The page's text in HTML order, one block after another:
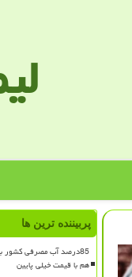
پربیننده ترین ها
85درصد آب مصرفی
هم با قیمت خیلی پایین